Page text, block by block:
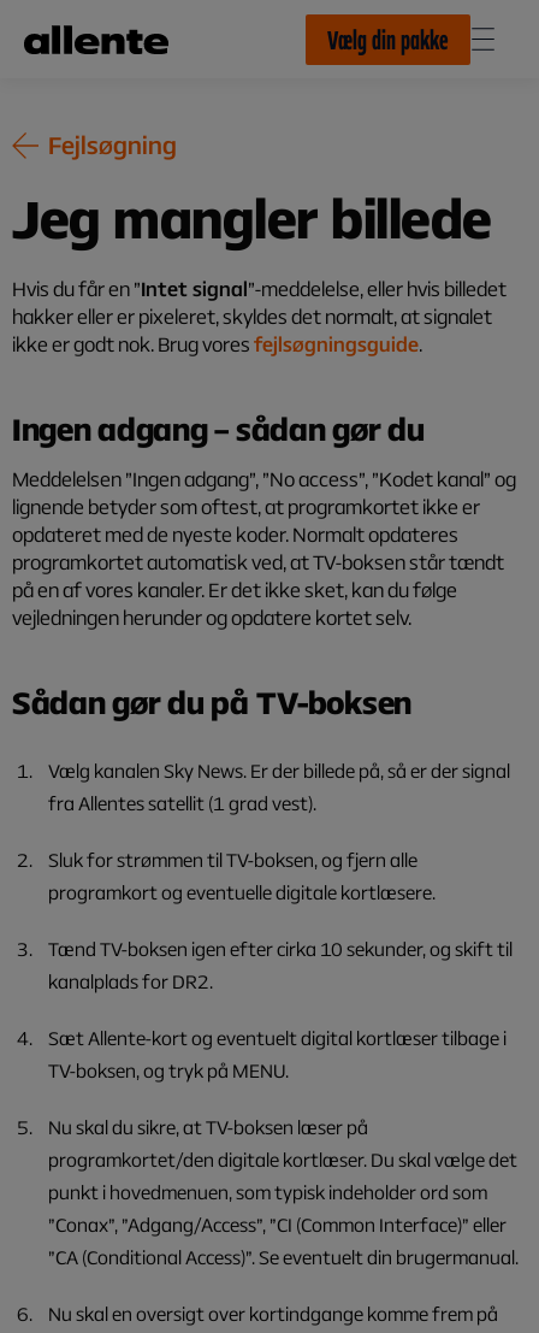
Vælg din pakke
Fejlsøgning
Jeg mangler billede
Hvis du får en ”Intet signal”-meddelelse, eller hvis billedet
hakker eller er pixeleret, skyldes det normalt, at signalet
ikke er godt nok. Brug voresfejlsøgningsguide.
Ingen adgang–sådan gør du
Meddelelsen ”Ingen adgang”, ”No access”, ”Kodet kanal” og
lignende betyder som oftest, at programkortet ikke er
opdateret med de nyeste koder. Normalt opdateres
programkortet automatisk ved, at TV-boksen står tændt
på en af vores kanaler. Er det ikke sket, kan du følge
vejledningen herunder og opdatere kortet selv.
Sådan gør du på TV-boksen
Vælg kanalen Sky News. Er der billede på, så er der signal
fra Allentes satellit (1 grad vest).
Sluk for strømmen til TV-boksen, og fjern alle
programkort og eventuelle digitale kortlæsere.
Tænd TV-boksen igen efter cirka 10 sekunder, og skift til
kanalplads for DR2.
Sæt Allente-kort og eventuelt digital kortlæser tilbage i
TV-boksen, og tryk på MENU.
Nu skal du sikre, at TV-boksen læser på
programkortet/den digitale kortlæser. Du skal vælge det
punkt i hovedmenuen, som typisk indeholder ord som
”Conax”, ”Adgang/Access”, ”CI (Common Interface)” eller
”CA (Conditional Access)”. Se eventuelt din brugermanual.
Nu skal en oversigt over kortindgange komme frem på